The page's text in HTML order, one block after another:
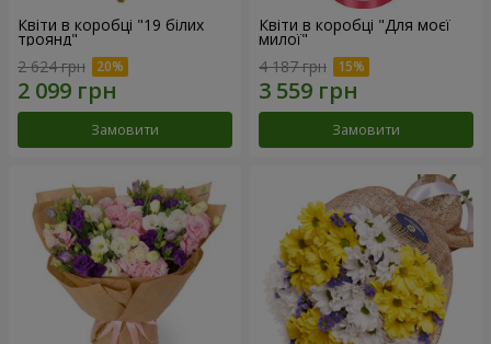
Квіти в коробці "19 білих
троянд"
2 624 грн
Замовити
Квіти в коробці "Для моєї
милої"
4 187 грн
Замовити